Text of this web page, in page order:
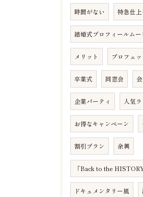
時間がない 特急仕
結婚式プロフィールムー
メリット プロフェ
卒業式 同窓会
企業パーティ 人気
お得なキャンペーン
割引プラン 余興
「Back to the HISTORY
ドキュメンタリー風